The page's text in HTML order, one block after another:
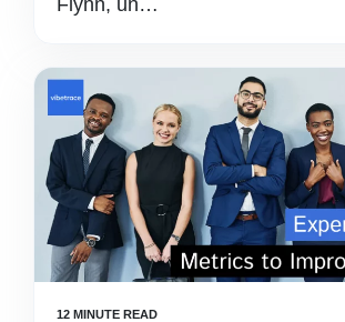
Flynn, un…